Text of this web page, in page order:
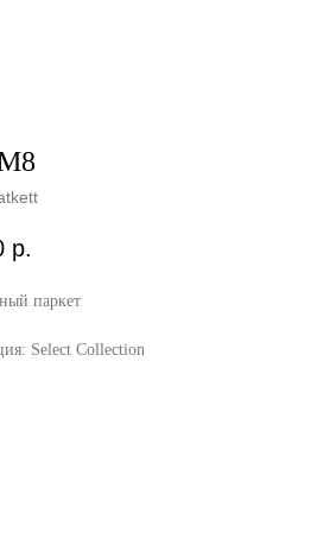
р.
паркет
Select Collection